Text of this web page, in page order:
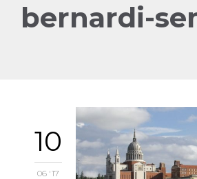
bernardi-
10
06 '17